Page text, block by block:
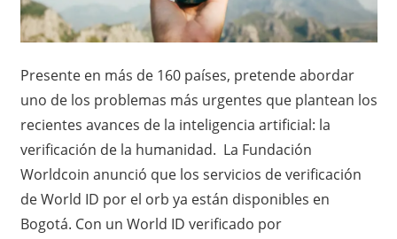
Presente en más de 160 países, pretende abordar
uno de los problemas más urgentes que plantean los
recientes avances de la inteligencia artificial: la
verificación de la humanidad. La Fundación
Worldcoin anunció que los servicios de verificación
de World ID por el orb ya están disponibles en
Bogotá. Con un World ID verificado por